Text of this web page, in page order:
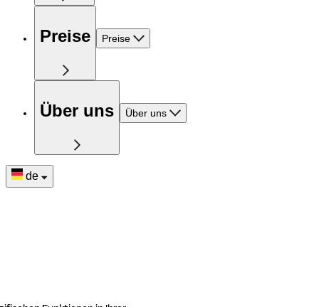
Preise Preise
Über uns Über uns
de